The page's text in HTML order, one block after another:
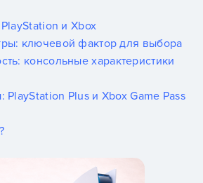
и Xbox
ключевой фактор для выбора
консольные характеристики
Plus и Xbox Game Pass